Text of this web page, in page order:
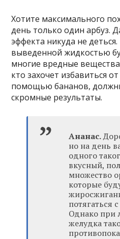
Хотите максимального
день только один арбуз.
эффекта никуда не
выведенной жидкостью
многие вредные
кто захочет избавиться
помощью бананов,
скромные результаты.
Ананас.
но на день
одного
вкусный,
множество
которые
потягаться
Однако при
желудка